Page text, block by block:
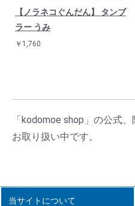
【ノラネコぐんだん】 タンブ
ラー うみ
￥1,760
「kodomoe shop」の公式
お取り扱い中です。
当サイトについて